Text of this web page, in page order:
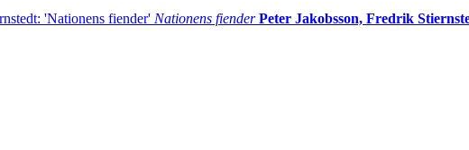
Nationens fiender Peter Jakobsson, Fredrik